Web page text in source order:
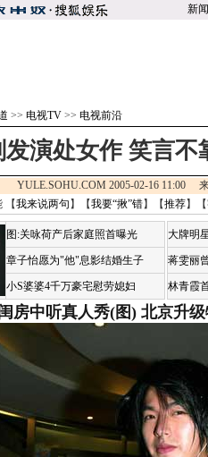
新闻
>> 电视TV >> 电视前沿
发演处女作 笑言不
YULE.SOHU.COM 2005-02-16 11:00
【我来说两句 】【我要“揪”错】【推荐】
图:关咏荷产后家庭照首曝光
章子怡愿为"他"息影结婚生子
小S婆婆4千万豪宅慰劳媳妇
大牌明
蒋雯丽
林青霞
房中听真人秀(图) 北京升